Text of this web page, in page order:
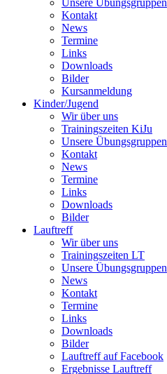
Kontakt
News
Termine
Links
Downloads
Bilder
Kursanmeldung
Kinder/Jugend
Wir über uns
Trainingszeiten KiJu
Unsere Übungsgruppen
Kontakt
News
Termine
Links
Downloads
Bilder
Lauftreff
Wir über uns
Trainingszeiten LT
Unsere Übungsgruppen
News
Kontakt
Termine
Links
Downloads
Bilder
Lauftreff auf Facebook
Ergebnisse Lauftreff